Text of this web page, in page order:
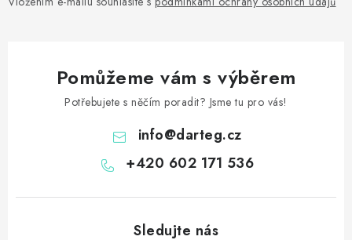
Pomůžeme vám s výběrem
Potřebujete s něčím poradit? Jsme tu pro vás!
info@darteg.cz
+420 602 171 536